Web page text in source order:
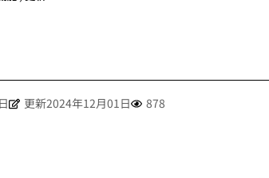
更新2024年12月01日 878